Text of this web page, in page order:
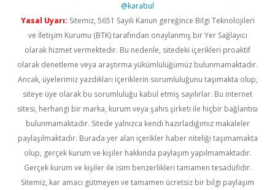
@karabul
Yasal Uyarı: Sitemiz, 5651 Sayılı Kanun gereğince Bilgi Teknolojileri
ve İletişim Kurumu (BTK) tarafından onaylanmış bir Yer Sağlayıcı
olarak hizmet vermektedir. Bu nedenle, sitedeki içerikleri proaktif
olarak denetleme veya araştırma yükümlülüğümüz bulunmamaktadır.
Ancak, üyelerimiz yazdıkları içeriklerin sorumluluğunu taşımakta olup,
siteye üye olarak bu sorumluluğu kabul etmiş sayılırlar. Bu internet
sitesi, herhangi bir marka, kurum veya şahıs şirketi ile hiçbir bağlantısı
bulunmamaktadır. Sitede yalnızca kendi hazırladığımız makaleler
paylaşılmaktadır. Burada yer alan içerikler haber niteliği taşımamakta
olup, gerçek kurum ve kişiler hakkında paylaşım yapılmamaktadır.
Gerçek kurum ve kişiler ile isim benzerlikleri tamamen tesadüfidir.
Sitemiz, kar amacı gütmeyen ve tamamen ücretsiz bir bilgi paylaşım